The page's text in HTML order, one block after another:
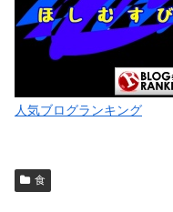
人気ブログランキング
食